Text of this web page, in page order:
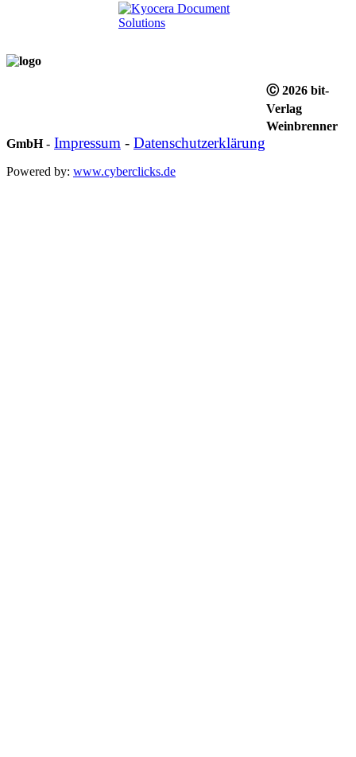
Ⓒ 2026 bit-
Verlag
Weinbrenner
GmbH- Impressum - Datenschutzerklärung
Powered by: www.cyberclicks.de